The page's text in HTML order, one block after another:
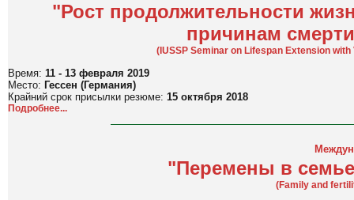
"Рост продолжительности
причинам
(IUSSP Seminar on Lifespan Extension
Время: 11 - 13 февраля 2019
Место: Гессен (Германия)
Крайний срок присылки резюме: 15 октября 2018
Подробнее...
"Перемены в
(Family and